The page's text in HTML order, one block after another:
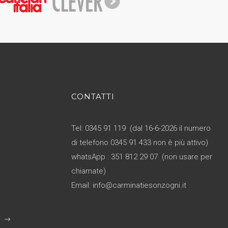
CONTATTI
Tel: 0345 91 119 (dal 16-6-2026 il numero
di telefono 0345 91 433 non è più attivo)
whatsApp : 351 812 29 07 (non usare per
chiamate)
Email: info@carminatiesonzogni.it